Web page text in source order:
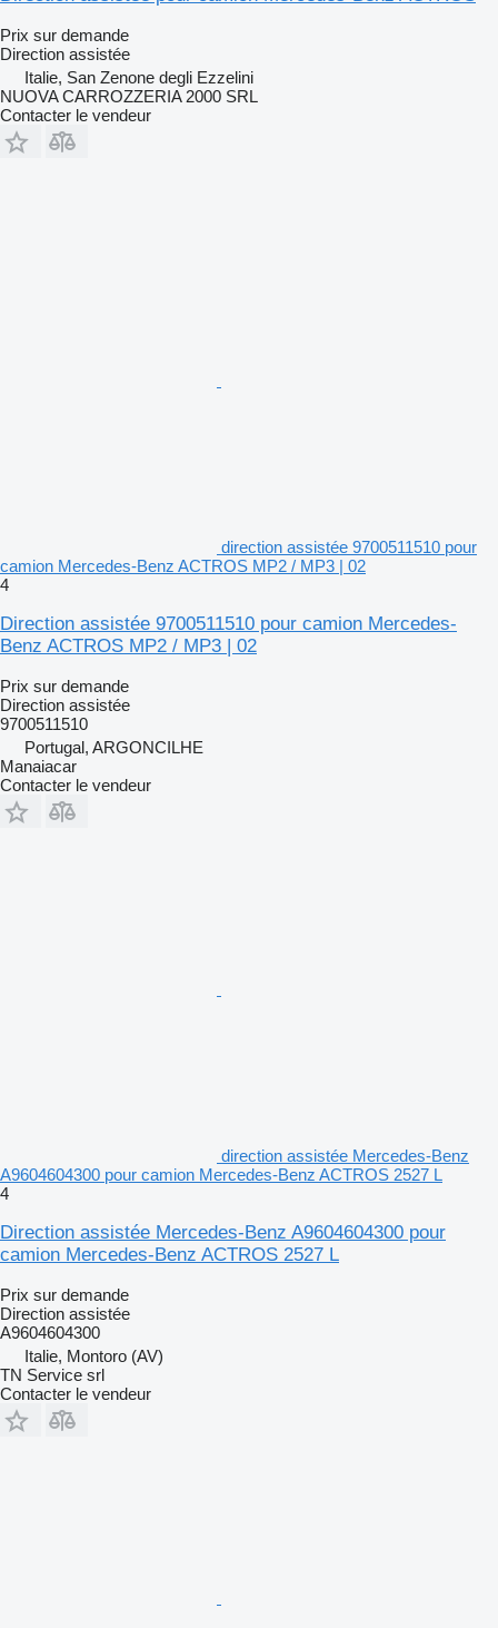
Prix sur demande
Direction assistée
Italie, San Zenone degli Ezzelini
NUOVA CARROZZERIA 2000 SRL
Contacter le vendeur
direction assistée 9700511510 pour
camion Mercedes-Benz ACTROS MP2 / MP3 | 02
4
Direction assistée 9700511510 pour camion Mercedes-
Benz ACTROS MP2 / MP3 | 02
Prix sur demande
Direction assistée
9700511510
Portugal, ARGONCILHE
Manaiacar
Contacter le vendeur
direction assistée Mercedes-Benz
A9604604300 pour camion Mercedes-Benz ACTROS 2527 L
4
Direction assistée Mercedes-Benz A9604604300 pour
camion Mercedes-Benz ACTROS 2527 L
Prix sur demande
Direction assistée
A9604604300
Italie, Montoro (AV)
TN Service srl
Contacter le vendeur